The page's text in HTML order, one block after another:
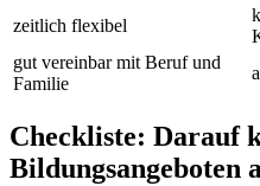
zeitlich flexibel
gut vereinbar mit Beruf und
Familie
Checkliste: Darauf
Bildungsangeboten